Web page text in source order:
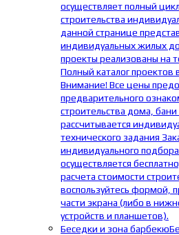
осуществляет полный
строительства
данной странице
индивидуальных жилых
проекты реализованы на
Полный каталог проектов
Внимание! Все цены
предварительного
строительства дома,
рассчитывается
технического задания
индивидуального
осуществляется
расчета стоимости
воспользуйтесь формой,
части экрана (либо в
устройств и планшетов).
Беседки и зона барбекю